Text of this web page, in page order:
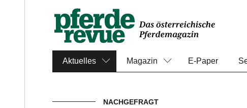
Aktuelles Magazin E-Paper
NACHGEFRAGT